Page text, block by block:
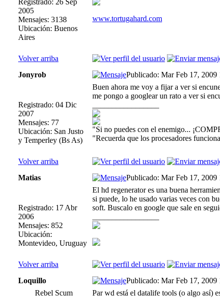
Registrado: 26 Sep
2005
Mensajes: 3138
Ubicación: Buenos
Aires
www.tortugahard.com
Volver arriba
Jonyrob
Publicado: Mar Feb 17, 2009
Registrado: 04 Dic
2007
Mensajes: 77
Ubicación: San Justo
y Temperley (Bs As)
Buen ahora me voy a fijar a ver si
me pongo a googlear un rato a ver si
"Si no puedes con el enemigo...
"Recuerda que los procesadores
Volver arriba
Matias
Publicado: Mar Feb 17, 2009
Registrado: 17 Abr
2006
Mensajes: 852
Ubicación:
Montevideo, Uruguay
El hd regenerator es una buena
si puede, lo he usado varias veces con
soft. Buscalo en google que sale en
Volver arriba
Loquillo
Publicado: Mar Feb 17, 2009
Rebel Scum
Par wd está el datalife tools (o algo así)